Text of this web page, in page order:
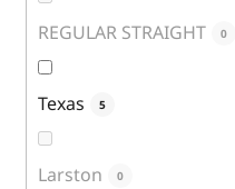
REGULAR STRAIGHT 0
Texas 5
Larston 0